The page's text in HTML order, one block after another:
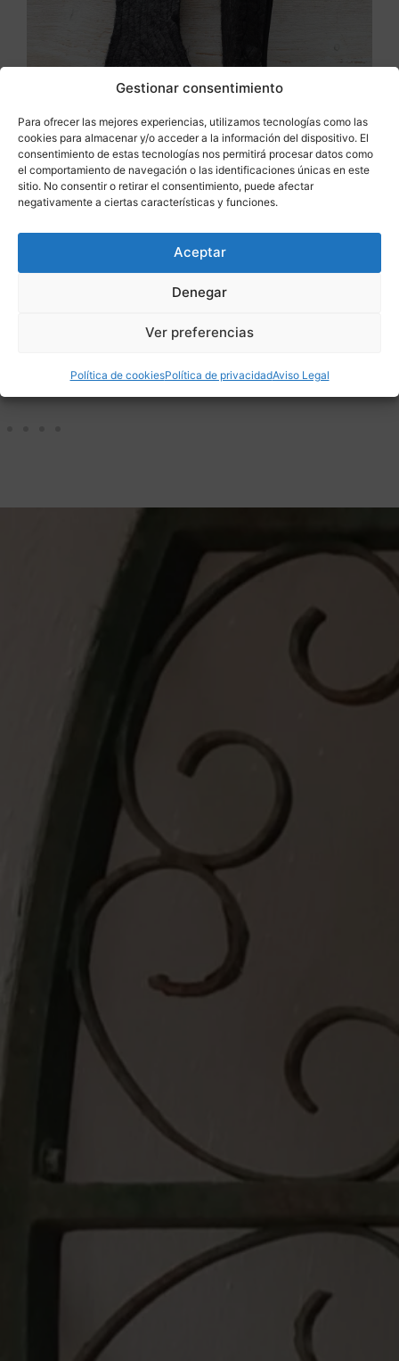
Gestionar consentimiento
Para ofrecer las mejores experiencias, utilizamos tecnologías como las
cookies para almacenar y/o acceder a la información del dispositivo. El
consentimiento de estas tecnologías nos permitirá procesar datos como
el comportamiento de navegación o las identificaciones únicas en este
sitio. No consentir o retirar el consentimiento, puede afectar
negativamente a ciertas características y funciones.
Aceptar
Denegar
Ver preferencias
Política de cookiesPolítica de privacidadAviso Legal
Saber más
Complementos